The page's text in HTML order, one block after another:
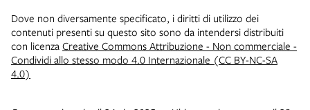
Dove non diversamente specificato, i diritti di utilizzo dei
contenuti presenti su questo sito sono da intendersi distribuiti
con licenza Creative Commons Attribuzione - Non commerciale -
Condividi allo stesso modo 4.0 Internazionale (CC BY-NC-SA
4.0)